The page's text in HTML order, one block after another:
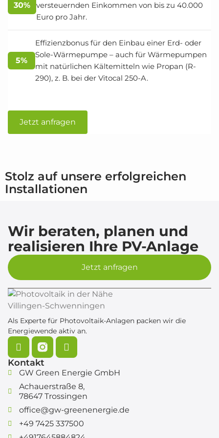
30%
versteuernden Einkommen von bis zu 40.000
Euro pro Jahr.
5%
Effizienzbonus für den Einbau einer Erd- oder
Sole-Wärmepumpe – auch für Wärmepumpen
mit natürlichen Kältemitteln wie Propan (R-
290), z. B. bei der Vitocal 250-A.
Jetzt anfragen
Stolz auf unsere erfolgreichen
Installationen
Wir beraten, planen und
realisieren Ihre PV-Anlage
Jetzt anfragen
Als Experte für Photovoltaik-Anlagen packen wir die
Energiewende aktiv an.
Kontakt
GW Green Energie GmbH
Achauerstraße 8,
78647 Trossingen
office@gw-greenenergie.de
‎+49 7425 337500